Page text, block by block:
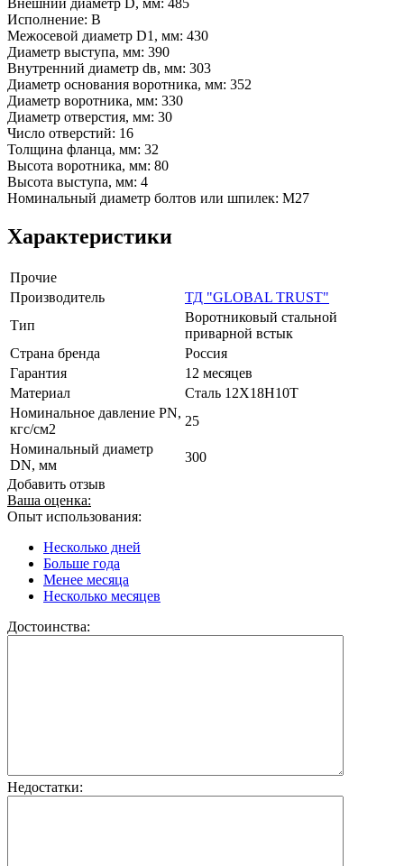
Исполнение: В
Межосевой диаметр D1, мм: 430
Диаметр выступа, мм: 390
Внутренний диаметр dв, мм: 303
Диаметр основания воротника, мм: 352
Диаметр воротника, мм: 330
Диаметр отверстия, мм: 30
Число отверстий: 16
Толщина фланца, мм: 32
Высота воротника, мм: 80
Высота выступа, мм: 4
Номинальный диаметр болтов или шпилек: М27
Характеристики
Прочие
Производитель
ТД "GLOBAL TRUST"
Тип
Воротниковый стальной
приварной встык
Страна бренда
Россия
Гарантия
12 месяцев
Материал
Сталь 12Х18Н10Т
Номинальное давление PN,
кгс/см2
25
Номинальный диаметр
DN, мм
300
Добавить отзыв
Ваша оценка:
Опыт использования:
Несколько дней
Больше года
Менее месяца
Несколько месяцев
Достоинства:
Недостатки: